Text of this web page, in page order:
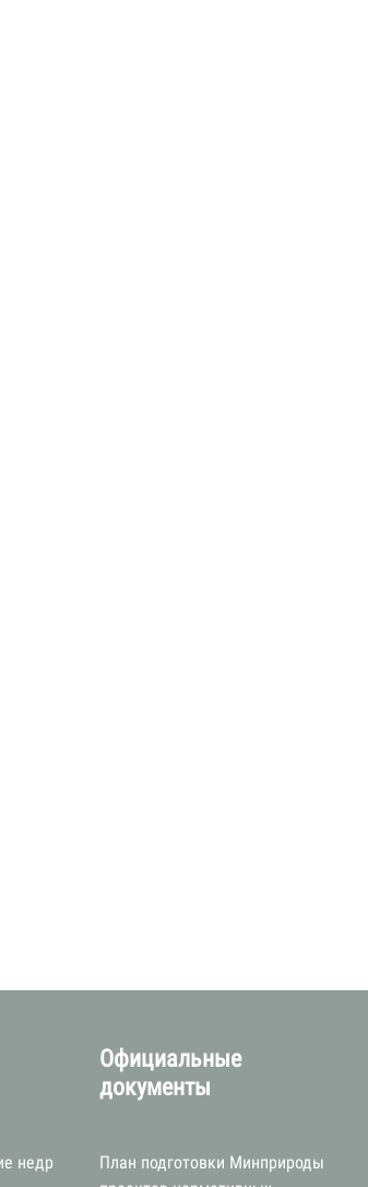
недр
Официальные
документы
План подготовки Минприроды